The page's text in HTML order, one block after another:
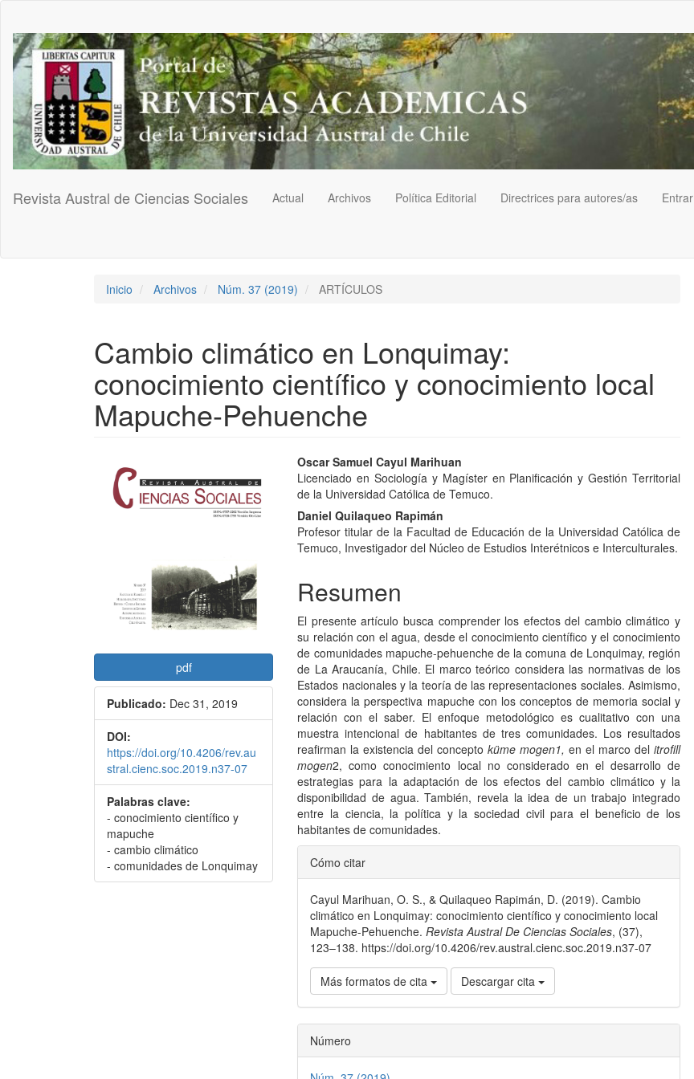
Contenido
principal
Barra
lateral
Revista Austral de Ciencias Sociales Actual Archivos Política Editorial Directrices para autores/as Entrar
Inicio Archivos Núm. 37 (2019) ARTÍCULOS
Cambio climático en Lonquimay:
conocimiento científico y conocimiento local
Mapuche-Pehuenche
Barra
lateral
del
pdf
Publicado: Dec 31, 2019
DOI:
https://doi.org/10.4206/rev.au
stral.cienc.soc.2019.n37-07
Palabras clave:
- conocimiento científico y
mapuche
- cambio climático
- comunidades de Lonquimay
Contenido
principal
del
artículo
Oscar Samuel Cayul Marihuan
Licenciado en Sociología y Magíster en Planificación y Gestión Territorial
de la Universidad Católica de Temuco.
Daniel Quilaqueo Rapimán
Profesor titular de la Facultad de Educación de la Universidad Católica de
Temuco, Investigador del Núcleo de Estudios Interétnicos e Interculturales.
Resumen
El presente artículo busca comprender los efectos del cambio climático y
su relación con el agua, desde el conocimiento científico y el conocimiento
de comunidades mapuche-pehuenche de la comuna de Lonquimay, región
de La Araucanía, Chile. El marco teórico considera las normativas de los
Estados nacionales y la teoría de las representaciones sociales. Asimismo,
considera la perspectiva mapuche con los conceptos de memoria social y
relación con el saber. El enfoque metodológico es cualitativo con una
muestra intencional de habitantes de tres comunidades. Los resultados
reafirman la existencia del conceptoküme mogen1,en el marco del itrofill
mogen2, como conocimiento local no considerado en el desarrollo de
estrategias para la adaptación de los efectos del cambio climático y la
disponibilidad de agua. También, revela la idea de un trabajo integrado
entre la ciencia, la política y la sociedad civil para el beneficio de los
habitantes de comunidades.
Detalles
del
artículo
Cómo citar
Cayul Marihuan, O. S., & Quilaqueo Rapimán, D. (2019). Cambio
climático en Lonquimay: conocimiento científico y conocimiento local
Mapuche-Pehuenche.Revista Austral De Ciencias Sociales, (37),
123–138. https://doi.org/10.4206/rev.austral.cienc.soc.2019.n37-07
Más formatos de cita Descargar cita
Número